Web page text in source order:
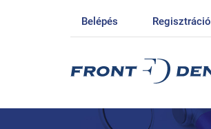
Belépés Regisztráció